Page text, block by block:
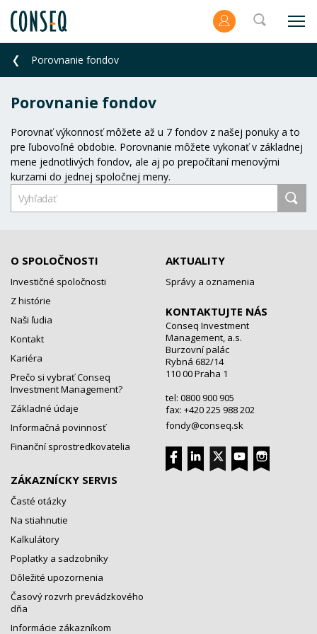
Porovnanie fondov
Porovnanie fondov
Porovnať výkonnosť môžete až u 7 fondov z našej ponuky a to
pre ľubovoľné obdobie. Porovnanie môžete vykonať v základnej
mene jednotlivých fondov, ale aj po prepočítaní menovými
kurzami do jednej spoločnej meny.
O SPOLOČNOSTI
Investičné spoločnosti
Z histórie
Naši ľudia
Kontakt
Kariéra
Prečo si vybrať Conseq
Investment Management?
Základné údaje
Informačná povinnosť
Finanční sprostredkovatelia
ZÁKAZNÍCKY SERVIS
Časté otázky
Na stiahnutie
Kalkulátory
Poplatky a sadzobníky
Dôležité upozornenia
Časový rozvrh prevádzkového
dňa
Informácie zákazníkom
AKTUALITY
Správy a oznamenia
KONTAKTUJTE NÁS
Conseq Investment
Management, a.s.
Burzovní palác
Rybná 682/14
110 00 Praha 1
tel: 0800 900 905
fax: +420 225 988 202
fondy@conseq.sk